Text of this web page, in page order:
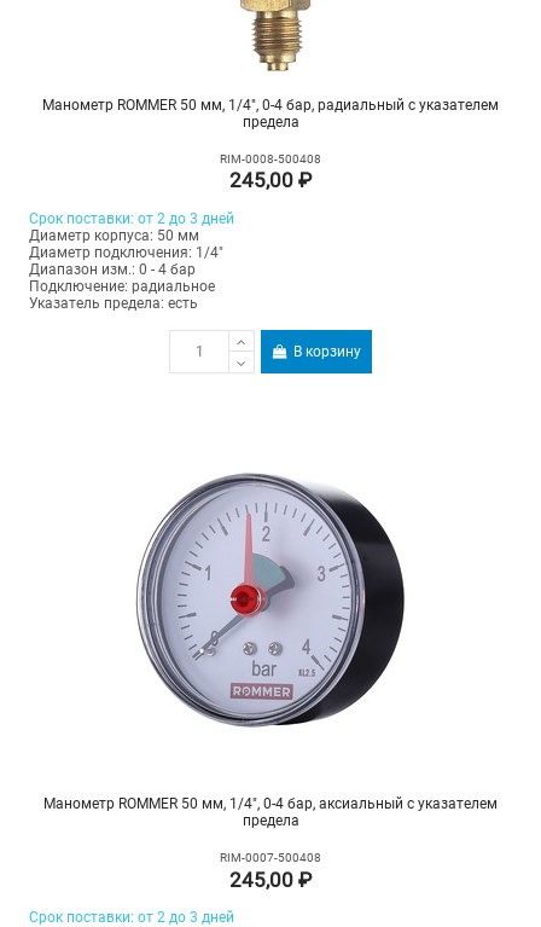
Манометр ROMMER 50 мм, 1/4", 0-4 бар, радиальный с указателем
предела
RIM-0008-500408
245,00 ₽
Срок поставки: от 2 до 3 дней
Диаметр корпуса: 50 мм
Диаметр подключения: 1/4"
Диапазон изм.: 0 - 4 бар
Подключение: радиальное
Указатель предела: есть
В корзину
Манометр ROMMER 50 мм, 1/4", 0-4 бар, аксиальный с указателем
предела
RIM-0007-500408
245,00 ₽
Срок поставки: от 2 до 3 дней